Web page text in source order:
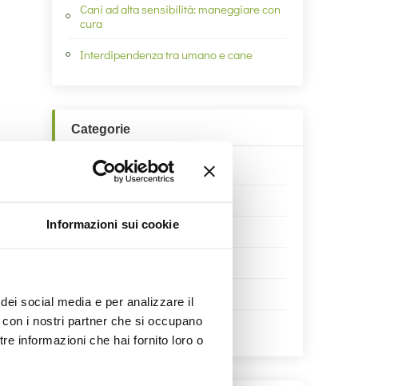
Informazioni sui cookie
social media e per analizzare il
i nostri partner che si occupano
informazioni che hai fornito loro o
Cani ad alta sensibilità: maneggiare con
cura
Interdipendenza tra umano e cane
Categorie
Approfondimenti di cinofilia
Corsi
Passeggiate a 6 zampe
Salute canina